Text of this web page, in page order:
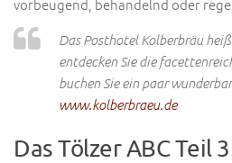
vorbeugend, behandelnd oder
Das Posthotel Kolberbräu
entdecken Sie die
buchen Sie ein paar
www.kolberbraeu.de
Das Tölzer ABC Teil